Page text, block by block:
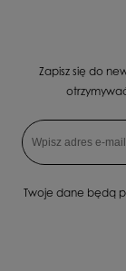
Zapisz się do
Twoje dane będą